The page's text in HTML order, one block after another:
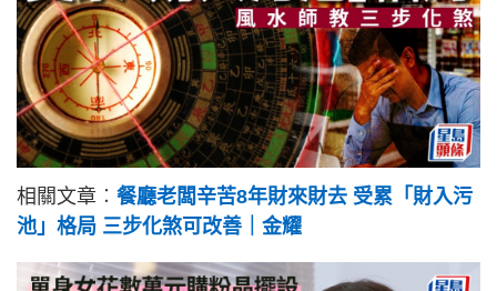
相關文章︰ 餐廳老闆辛苦8年財來財去 受累「財入污
池」格局 三步化煞可改善｜金耀